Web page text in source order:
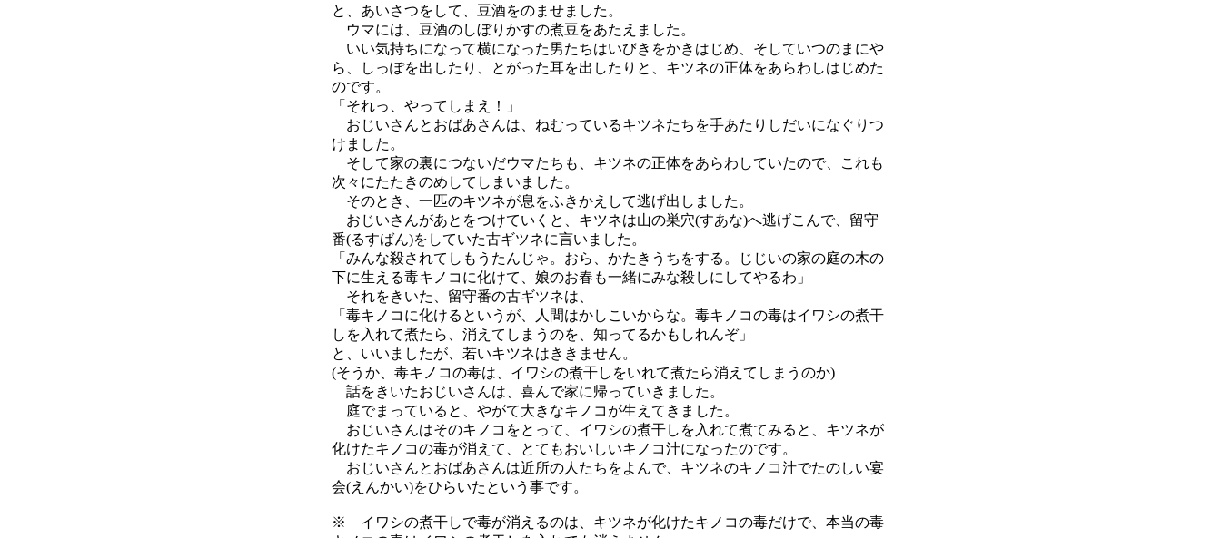
と、あいさつをして、豆酒をのませました。
ウマには、豆酒のしぼりかすの煮豆をあたえました。
いい気持ちになって横になった男たちはいびきをかきはじめ、そしていつのまにや
ら、しっぽを出したり、とがった耳を出したりと、キツネの正体をあらわしはじめた
のです。
「それっ、やってしまえ！」
おじいさんとおばあさんは、ねむっているキツネたちを手あたりしだいになぐりつ
けました。
そして家の裏につないだウマたちも、キツネの正体をあらわしていたので、これも
次々にたたきのめしてしまいました。
そのとき、一匹のキツネが息をふきかえして逃げ出しました。
おじいさんがあとをつけていくと、キツネは山の巣穴(すあな)へ逃げこんで、留守
番(るすばん)をしていた古ギツネに言いました。
「みんな殺されてしもうたんじゃ。おら、かたきうちをする。じじいの家の庭の木の
下に生える毒キノコに化けて、娘のお春も一緒にみな殺しにしてやるわ」
それをきいた、留守番の古ギツネは、
「毒キノコに化けるというが、人間はかしこいからな。毒キノコの毒はイワシの煮干
しを入れて煮たら、消えてしまうのを、知ってるかもしれんぞ」
と、いいましたが、若いキツネはききません。
(そうか、毒キノコの毒は、イワシの煮干しをいれて煮たら消えてしまうのか)
話をきいたおじいさんは、喜んで家に帰っていきました。
庭でまっていると、やがて大きなキノコが生えてきました。
おじいさんはそのキノコをとって、イワシの煮干しを入れて煮てみると、キツネが
化けたキノコの毒が消えて、とてもおいしいキノコ汁になったのです。
おじいさんとおばあさんは近所の人たちをよんで、キツネのキノコ汁でたのしい宴
会(えんかい)をひらいたという事です。
※ イワシの煮干しで毒が消えるのは、キツネが化けたキノコの毒だけで、本当の毒